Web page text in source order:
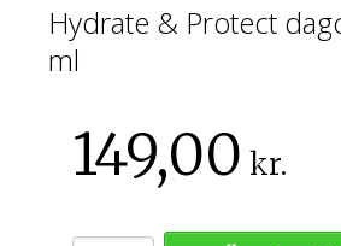
Hydrate & Protect
ml
149,00 kr.